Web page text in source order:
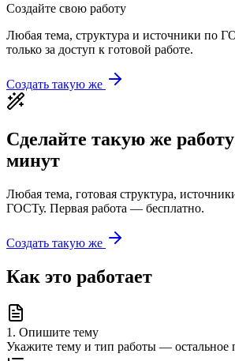
Создайте свою работу
Любая тема, структура и источники по
только за доступ к готовой работе.
Создать такую же
Сделайте такую же
минут
Любая тема, готовая структура,
ГОСТу. Первая работа — бесплатно.
Создать такую же
Как это работает
1 . Опишите тему
Укажите тему и тип работы —